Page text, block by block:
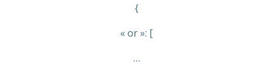
{
« or »: [
…